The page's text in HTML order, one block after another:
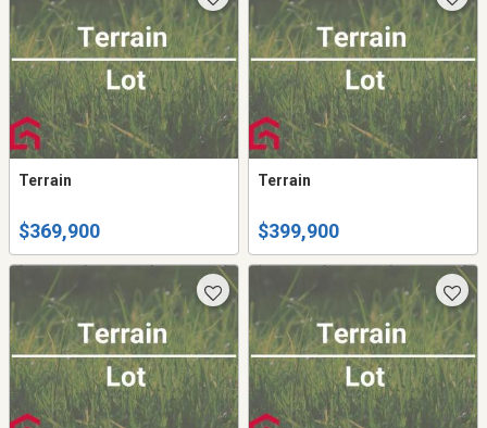
Terrain
$369,900
Terrain
$399,900